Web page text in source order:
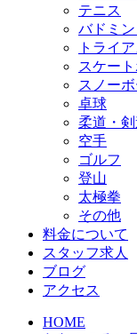
テニス
バドミ
トライ
スケー
スノー
卓球
柔道・剣
空手
ゴルフ
登山
太極拳
その他
料金について
スタッフ求人
ブログ
アクセス
HOME